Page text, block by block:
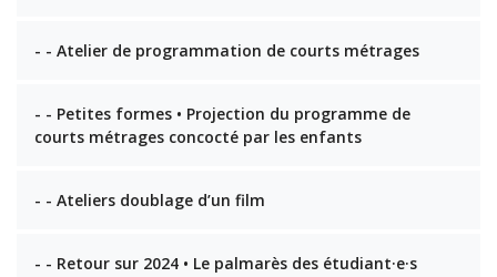
- - Atelier de programmation de courts métrages
- - Petites formes • Projection du programme de
courts métrages concocté par les enfants
- - Ateliers doublage d’un film
- - Retour sur 2024 • Le palmarès des étudiant·e·s